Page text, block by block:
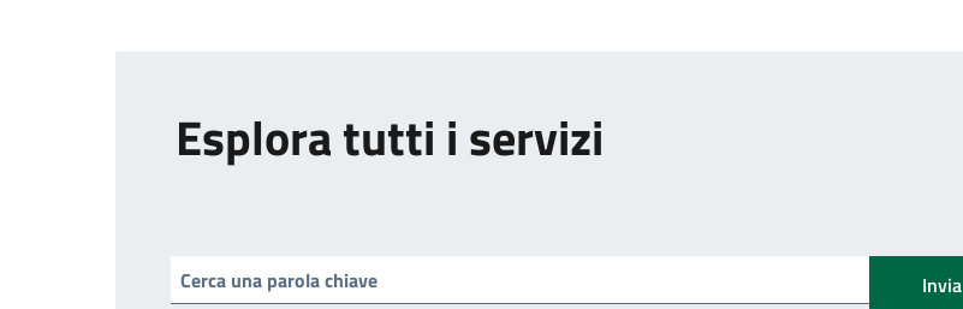
Esplora tutti i servizi
Invia